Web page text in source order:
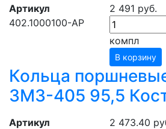
Артикул
402.1000100-АР
2 491 руб.
компл
В корзину
Кольца
ЗМЗ-405 95,5
Артикул
2 473.40